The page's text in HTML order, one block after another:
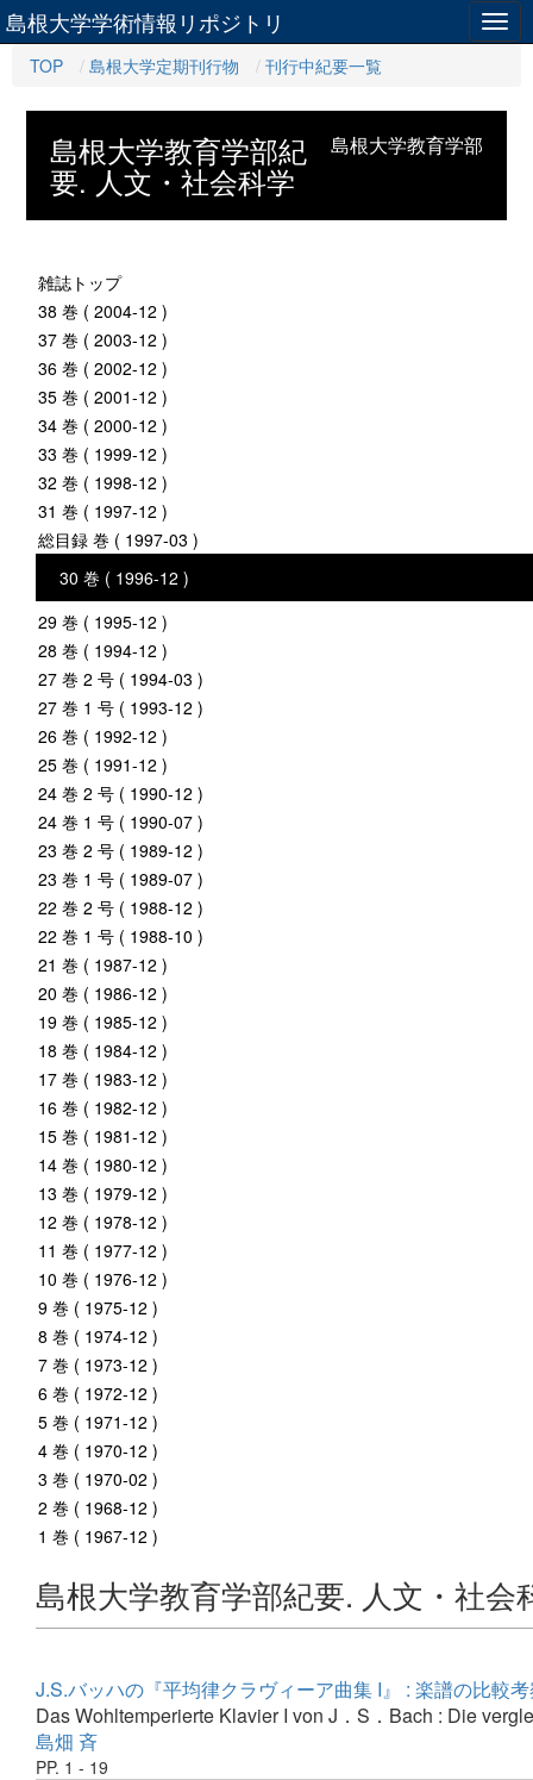
島根大学学術情報リポジトリ
TOP 島根大学定期刊行物 刊行中紀要一覧
島根大学教育学部
島根大学教育学部紀
要. 人文・社会科学
雑誌トップ
38 巻 ( 2004-12 )
37 巻 ( 2003-12 )
36 巻 ( 2002-12 )
35 巻 ( 2001-12 )
34 巻 ( 2000-12 )
33 巻 ( 1999-12 )
32 巻 ( 1998-12 )
31 巻 ( 1997-12 )
総目録 巻 ( 1997-03 )
30 巻 ( 1996-12 )
29 巻 ( 1995-12 )
28 巻 ( 1994-12 )
27 巻 2 号 ( 1994-03 )
27 巻 1 号 ( 1993-12 )
26 巻 ( 1992-12 )
25 巻 ( 1991-12 )
24 巻 2 号 ( 1990-12 )
24 巻 1 号 ( 1990-07 )
23 巻 2 号 ( 1989-12 )
23 巻 1 号 ( 1989-07 )
22 巻 2 号 ( 1988-12 )
22 巻 1 号 ( 1988-10 )
21 巻 ( 1987-12 )
20 巻 ( 1986-12 )
19 巻 ( 1985-12 )
18 巻 ( 1984-12 )
17 巻 ( 1983-12 )
16 巻 ( 1982-12 )
15 巻 ( 1981-12 )
14 巻 ( 1980-12 )
13 巻 ( 1979-12 )
12 巻 ( 1978-12 )
11 巻 ( 1977-12 )
10 巻 ( 1976-12 )
9 巻 ( 1975-12 )
8 巻 ( 1974-12 )
7 巻 ( 1973-12 )
6 巻 ( 1972-12 )
5 巻 ( 1971-12 )
4 巻 ( 1970-12 )
3 巻 ( 1970-02 )
2 巻 ( 1968-12 )
1 巻 ( 1967-12 )
島根大学教育学部紀要. 人文・社会
J.S.バッハの『平均律クラヴィーア曲集 I』 : 楽譜の比較
Das Wohltemperierte Klavier I von J．S．Bach : Die
島畑 斉
PP. 1 - 19